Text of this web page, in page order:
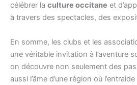
célébrer la culture occitane et
à travers des spectacles, des
En somme, les clubs et les
une véritable invitation à l’aventure
on découvre non seulement des
aussi l’âme d’une région où